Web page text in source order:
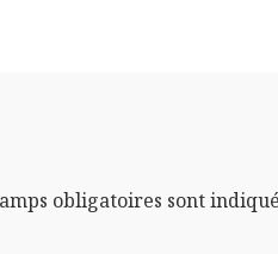
obligatoires sont